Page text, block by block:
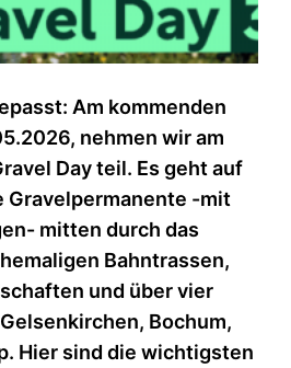
Am kommenden
nehmen wir am
Day teil. Es geht auf
Gravelpermanente -mit
mitten durch das
Bahntrassen,
und über vier
Bochum,
Hier sind die wichtigsten